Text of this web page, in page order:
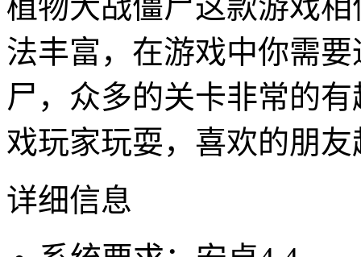
法丰富，在游戏中你需
尸，众多的关卡非常的
戏玩家玩耍，喜欢的朋
详细信息